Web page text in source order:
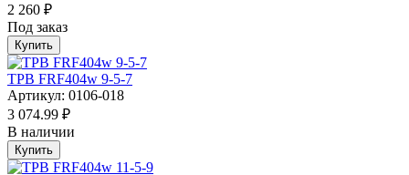
2 260 ₽
Под заказ
Купить
ТРВ FRF404w 9-5-7
Артикул: 0106-018
3 074.99 ₽
В наличии
Купить